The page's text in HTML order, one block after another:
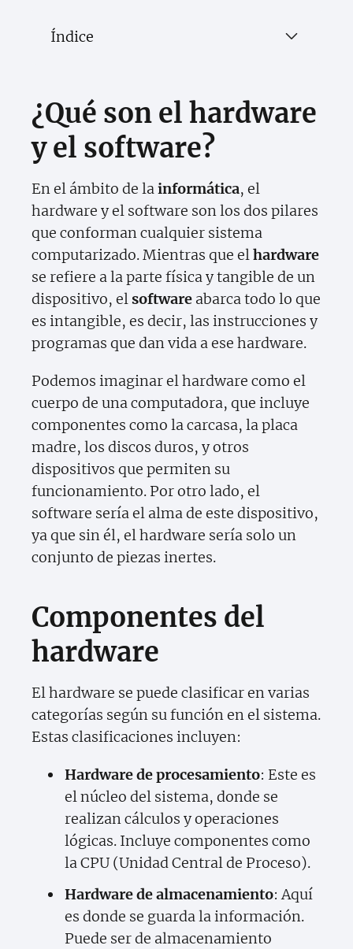
Índice
¿Qué son el hardware
y el software?
En el ámbito de lainformática, el
hardware y el software son los dos pilares
que conforman cualquier sistema
computarizado. Mientras que elhardware
se refiere a la parte física y tangible de un
dispositivo, el software abarca todo lo que
es intangible, es decir, las instrucciones y
programas que dan vida a ese hardware.
Podemos imaginar el hardware como el
cuerpo de una computadora, que incluye
componentes como la carcasa, la placa
madre, los discos duros, y otros
dispositivos que permiten su
funcionamiento. Por otro lado, el
software sería el alma de este dispositivo,
ya que sin él, el hardware sería solo un
conjunto de piezas inertes.
Componentes del
hardware
El hardware se puede clasificar en varias
categorías según su función en el sistema.
Estas clasificaciones incluyen:
Hardware de procesamiento: Este es
el núcleo del sistema, donde se
realizan cálculos y operaciones
lógicas. Incluye componentes como
la CPU (Unidad Central de Proceso).
Hardware de almacenamiento: Aquí
es donde se guarda la información.
Puede ser de almacenamiento